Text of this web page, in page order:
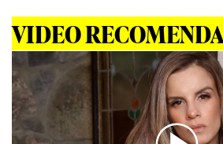
VIDEO